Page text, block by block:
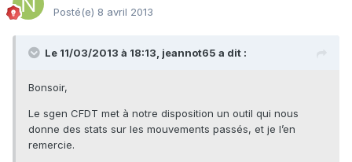
Posté(e) 8 avril 2013
Le 11/03/2013 à 18:13, jeannot65 a dit :
Bonsoir,
Le sgen CFDT met à notre disposition un outil qui nous
donne des stats sur les mouvements passés, et je l’en
remercie.